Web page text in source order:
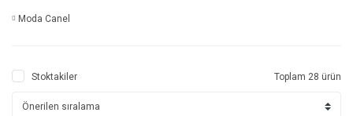
Moda Canel
Stoktakiler Toplam 28 ürün